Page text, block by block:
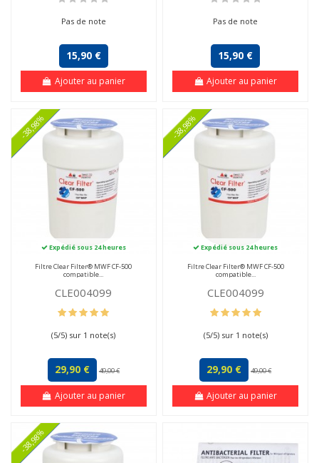
Pas de note
15,90 €
Ajouter au panier
Pas de note
15,90 €
Ajouter au panier
-38,98%
Expédié sous 24 heures
Filtre Clear Filter® MWF CF-500
compatible...
CLE004099
(5/5) sur 1 note(s)
29,90 € 49,00 €
Ajouter au panier
-38,98%
Expédié sous 24 heures
Filtre Clear Filter® MWF CF-500
compatible...
CLE004099
(5/5) sur 1 note(s)
29,90 € 49,00 €
Ajouter au panier
-38,98%